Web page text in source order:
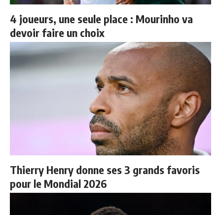
4 joueurs, une seule place : Mourinho va
devoir faire un choix
Thierry Henry donne ses 3 grands favoris
pour le Mondial 2026